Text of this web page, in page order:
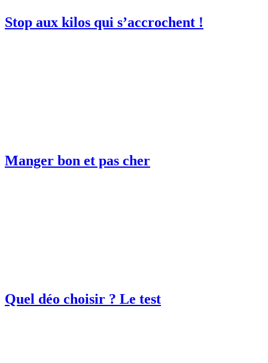
Stop aux kilos qui s’accrochent !
Manger bon et pas cher
Quel déo choisir ? Le test